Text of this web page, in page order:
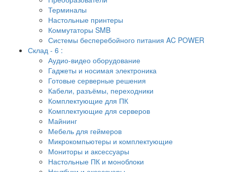
Терминалы
Настольные принтеры
Коммутаторы SMB
Системы бесперебойного питания AC POWER
Склад - 6 :
Аудио-видео оборудование
Гаджеты и носимая электроника
Готовые серверные решения
Кабели, разъёмы, переходники
Комплектующие для ПК
Комплектующие для серверов
Майнинг
Мебель для геймеров
Микрокомпьютеры и комплектующие
Мониторы и аксессуары
Настольные ПК и моноблоки